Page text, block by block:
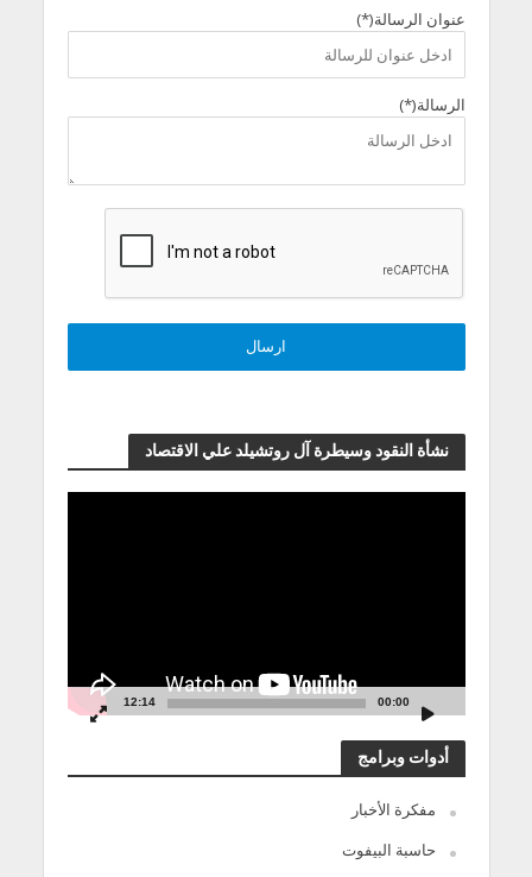
عنوان الرسالة(*)
الرسالة(*)
نشأة النقود وسيطرة آل روتشيلد علي الاقتصاد
00:00
12:14
أدوات وبرامج
مفكرة الأخبار
حاسبة البيفوت